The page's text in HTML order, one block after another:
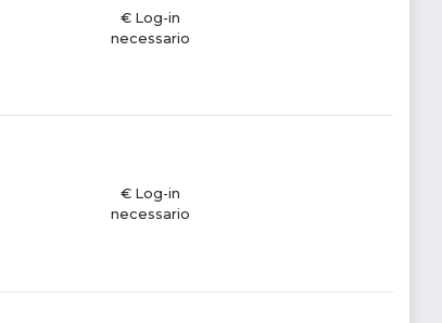
€ Log-in
necessario
€ Log-in
necessario